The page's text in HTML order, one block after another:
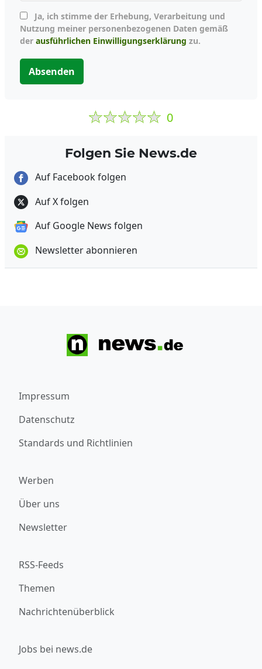
Nutzung meiner personenbezogenen Daten gemäß
der ausführlichen Einwilligungserklärung zu.
Absenden
0
Folgen Sie News.de
Auf Facebook folgen
Auf X folgen
Auf Google News folgen
Newsletter abonnieren
Impressum
Datenschutz
Standards und Richtlinien
Werben
Über uns
Newsletter
RSS-Feeds
Themen
Nachrichtenüberblick
Jobs bei news.de